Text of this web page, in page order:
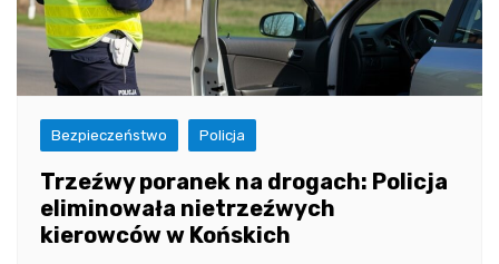
Bezpieczeństwo Policja
Trzeźwy poranek na drogach: Policja
eliminowała nietrzeźwych
kierowców w Końskich